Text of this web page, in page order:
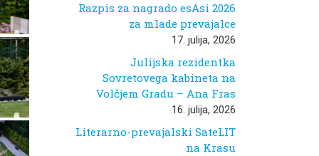
Razpis za nagrado esAsi 2026
za mlade prevajalce
17. julija, 2026
Julijska rezidentka
Sovretovega kabineta na
Volčjem Gradu – Ana Fras
16. julija, 2026
Literarno-prevajalski SateLIT
na Krasu